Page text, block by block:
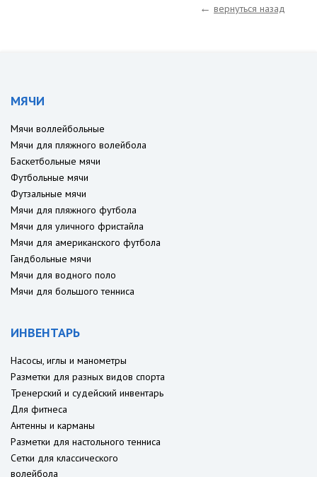
← вернуться назад
МЯЧИ
Мячи воллейбольные
Мячи для пляжного волейбола
Баскетбольные мячи
Футбольные мячи
Футзальные мячи
Мячи для пляжного футбола
Мячи для уличного фристайла
Мячи для американского футбола
Гандбольные мячи
Мячи для водного поло
Мячи для большого тенниса
ИНВЕНТАРЬ
Насосы, иглы и манометры
Разметки для разных видов спорта
Тренерский и судейский инвентарь
Для фитнеса
Антенны и карманы
Разметки для настольного тенниса
Сетки для классического
волейбола